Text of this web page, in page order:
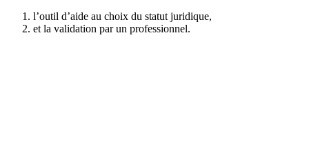
l’outil d’aide au choix du statut juridique,
et la validation par un professionnel.